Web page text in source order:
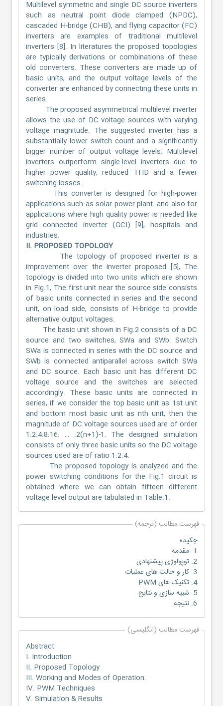
Multilevel symmetric and single DC source inverters
such as neutral point diode clamped (NPDC),
cascaded H-bridge (CHB), and flying capacitor (FC)
inverters are examples of traditional multilevel
inverters [8]. In literatures the proposed topologies
are typically derivations or combinations of these
old converters. These converters are made up of
basic units, and the output voltage levels of the
converter are enhanced by connecting these units in
series.
The proposed asymmetrical multilevel inverter
allows the use of DC voltage sources with varying
voltage magnitude. The suggested inverter has a
substantially lower switch count and a significantly
bigger number of output voltage levels. Multilevel
inverters outperform single-level inverters due to
higher power quality, reduced THD and a fewer
switching losses.
This converter is designed for high-power
applications such as solar power plant. and also for
applications where high quality power is needed like
grid connected inverter (GCI) [9], hospitals and
industries.
II. PROPOSED TOPOLOGY
The topology of proposed inverter is a
improvement over the inverter proposed [5], The
topology is divided into two units which are shown
in Fig.1, The first unit near the source side consists
of basic units connected in series and the second
unit, on load side, consists of H-bridge to provide
alternative output voltages.
The basic unit shown in Fig.2 consists of a DC
source and two switches, SWa and SWb. Switch
SWa is connected in series with the DC source and
SWb is connected antiparallel across switch SWa
and DC source. Each basic unit has different DC
voltage source and the switches are selected
accordingly. These basic units are connected in
series, if we consider the top basic unit as 1st unit
and bottom most basic unit as nth unit, then the
magnitude of DC voltage sources used are of order
1:2:4:8:16: … :2(n+1)-1. The designed simulation
consists of only three basic units so the DC voltage
sources used are of ratio 1:2:4.
The proposed topology is analyzed and the
power switching conditions for the Fig.1 circuit is
obtained where we can obtain fifteen different
voltage level output are tabulated in Table.1.
فهرست مطالب (ترجمه)
چکیده
1. مقدمه
2. توپولوژی پیشنهادی
3. کار و حالت های عملیات
4. تکنیک های PWM
5. شبیه سازی و نتایج
6. نتیجه
فهرست مطالب (انگلیسی)
Abstract
I. Introduction
II. Proposed Topology
III. Working and Modes of Operation.
IV. PWM Techniques
V. Simulation & Results